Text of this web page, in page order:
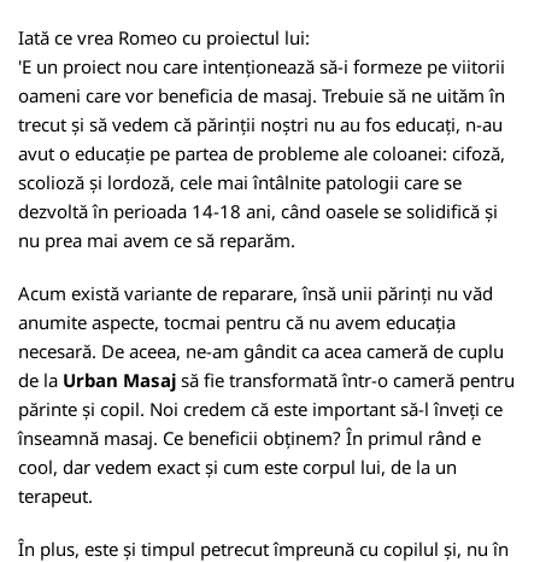
Iată ce vrea Romeo cu proiectul lui:
'E un proiect nou care intenționează să-i formeze pe viitorii
oameni care vor beneficia de masaj. Trebuie să ne uităm în
trecut și să vedem că părinții noștri nu au fos educați, n-au
avut o educație pe partea de probleme ale coloanei: cifoză,
scolioză și lordoză, cele mai întâlnite patologii care se
dezvoltă în perioada 14-18 ani, când oasele se solidifică și
nu prea mai avem ce să reparăm.
Acum există variante de reparare, însă unii părinți nu văd
anumite aspecte, tocmai pentru că nu avem educația
necesară. De aceea, ne-am gândit ca acea cameră de cuplu
de la Urban Masaj să fie transformată într-o cameră pentru
părinte și copil. Noi credem că este important să-l înveți ce
înseamnă masaj. Ce beneficii obținem? În primul rând e
cool, dar vedem exact și cum este corpul lui, de la un
terapeut.
În plus, este și timpul petrecut împreună cu copilul și, nu în